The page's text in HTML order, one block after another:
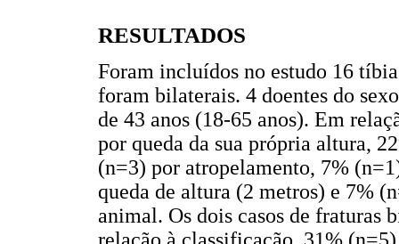
RESULTADOS
Foram incluídos no estudo 16
foram bilaterais. 4 doentes do
de 43 anos (18-65 anos). Em
por queda da sua própria altura,
(n=3) por atropelamento, 7%
queda de altura (2 metros) e 7%
animal. Os dois casos de fraturas